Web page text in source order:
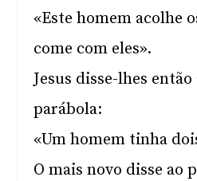
«Este homem acolhe
come com eles».
Jesus disse-lhes
parábola:
«Um homem tinha
O mais novo disse ao